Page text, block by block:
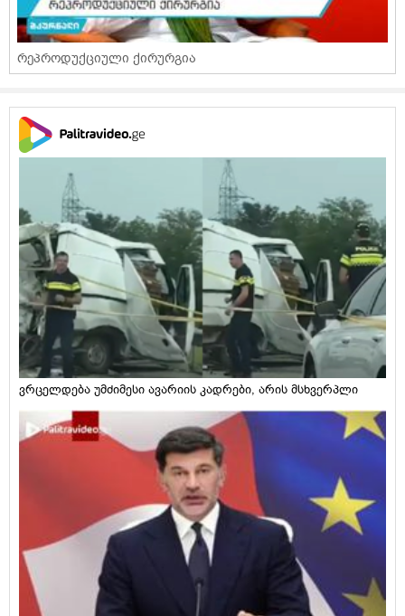
რეპროდუქციული ქირურგია
ვრცელდება უმძიმესი ავარიის კადრები, არის მსხვერპლი